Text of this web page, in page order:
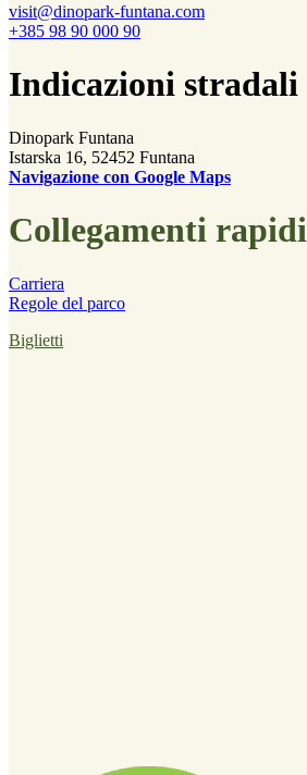
visit@dinopark-funtana.com
+385 98 90 000 90
Indicazioni stradali
Dinopark Funtana
Istarska 16, 52452 Funtana
Navigazione con Google Maps
Collegamenti rapidi
Carriera
Regole del parco
Biglietti